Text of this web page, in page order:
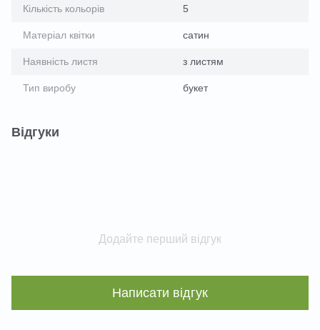
Кількість кольорів 5
Матеріал квітки сатин
Наявність листя з листям
Тип виробу букет
Відгуки
Додайте перший відгук
Написати відгук